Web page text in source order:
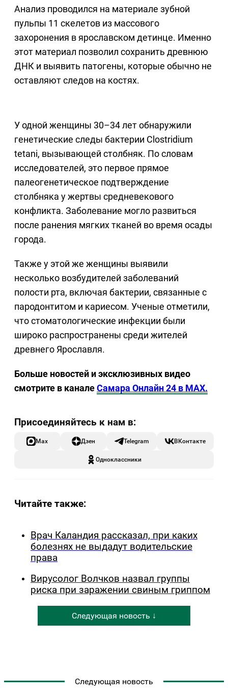
Анализ проводился на материале зубной
пульпы 11 скелетов из массового
захоронения в ярославском детинце. Именно
этот материал позволил сохранить древнюю
ДНК и выявить патогены, которые обычно не
оставляют следов на костях.
У одной женщины 30–34 лет обнаружили
генетические следы бактерии Clostridium
tetani, вызывающей столбняк. По словам
исследователей, это первое прямое
палеогенетическое подтверждение
столбняка у жертвы средневекового
конфликта. Заболевание могло развиться
после ранения мягких тканей во время осады
города.
Также у этой же женщины выявили
несколько возбудителей заболеваний
полости рта, включая бактерии, связанные с
пародонтитом и кариесом. Ученые отметили,
что стоматологические инфекции были
широко распространены среди жителей
древнего Ярославля.
Больше новостей и эксклюзивных видео
смотрите в каналеСамара Онлайн 24 в MAX.
Max Дзен Telegram ВКонтакте
Одноклассники
Читайте также:
Врач Каландия рассказал, при каких
болезнях не выдадут водительские
права
Вирусолог Волчков назвал группы
риска при заражении свиным гриппом
Следующая новость ↓
Следующая новость